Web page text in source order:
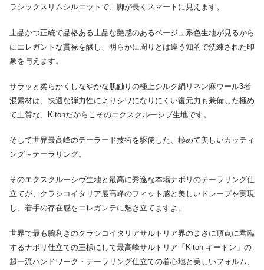
ラシックスリムシルエットで、脚が長くスマートに見えます。
上品かつ正統で品格ある上品な艶感のあるベージュ系色生地が見るから
にエレガントな貫禄を醸し、明らかに周りとは違う知的で洗練された印
象を与えます。
サラッと柔らかくしなやかな肌触りの極上シルク絹リネン麻ウール3者
混素材は、快適な弾力性によりシワになりにくい復元力も兼備した極め
て上質な、Kitonだからこそのエクスクルーシブ生地です。
そして世界最高峰のテーラード技術を駆使した、極めて美しいカッティ
ング～テーラリング。
そのエクスクルーシヴ生地と最高に秀逸な本場ナポリのテーラリング仕
立てが、クラシコイタリア最高峰のフィット感と美しいドレープを実現
し、着手の存在感をエレガンテに魅き立てますよ。
世界で最も腕利きのクラシコイタリアサルトリア界のまさに頂点に君臨
するナポリ仕立ての王様にして最高峰サルトリア「Kiton キートン」の
超一流ハンドワーク・テーラリング仕立ての着心地と美しいフォルム、